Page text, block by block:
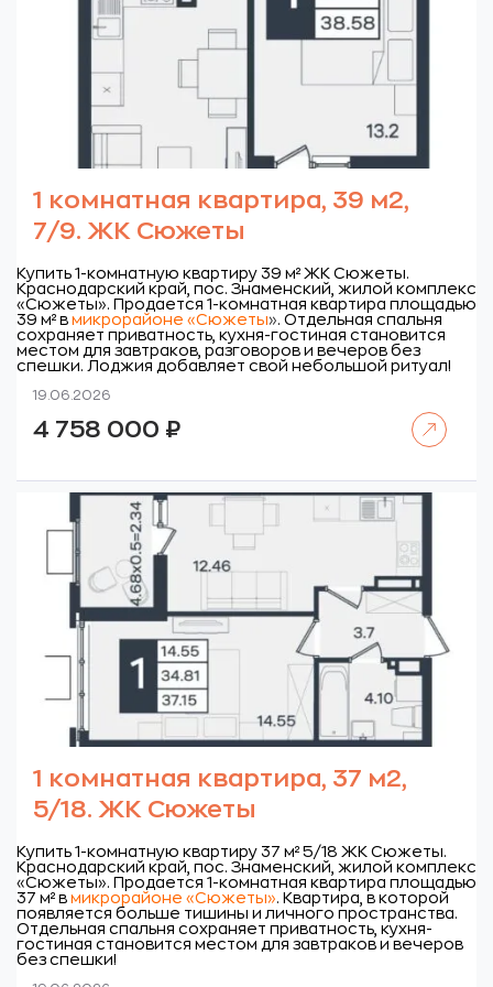
1 комнатная квартира, 39 м2,
7/9. ЖК Сюжеты
Купить 1-комнатную квартиру 39 м² ЖК Сюжеты.
Краснодарский край, пос. Знаменский, жилой комплекс
«Сюжеты». Продается 1-комнатная квартира площадью
39 м² в микрорайоне «Сюжеты». Отдельная спальня
сохраняет приватность, кухня-гостиная становится
местом для завтраков, разговоров и вечеров без
спешки. Лоджия добавляет свой небольшой ритуал!
19.06.2026
4 758 000 ₽
1 комнатная квартира, 37 м2,
5/18. ЖК Сюжеты
Купить 1-комнатную квартиру 37 м² 5/18 ЖК Сюжеты.
Краснодарский край, пос. Знаменский, жилой комплекс
«Сюжеты». Продается 1-комнатная квартира площадью
37 м² в микрорайоне «Сюжеты». Квартира, в которой
появляется больше тишины и личного пространства.
Отдельная спальня сохраняет приватность, кухня-
гостиная становится местом для завтраков и вечеров
без спешки!